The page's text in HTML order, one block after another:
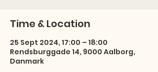
Time & Location
25 Sept 2024, 17:00 – 18:00
Rendsburggade 14, 9000 Aalborg,
Danmark